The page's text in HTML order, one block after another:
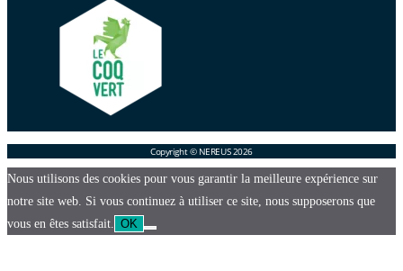
Copyright © NEREUS 2026
Nous utilisons des cookies pour vous garantir la meilleure expérience sur
notre site web. Si vous continuez à utiliser ce site, nous supposerons que
vous en êtes satisfait.
OK